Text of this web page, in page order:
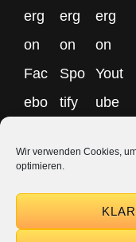
Wir verwenden Cookies,
optimieren.